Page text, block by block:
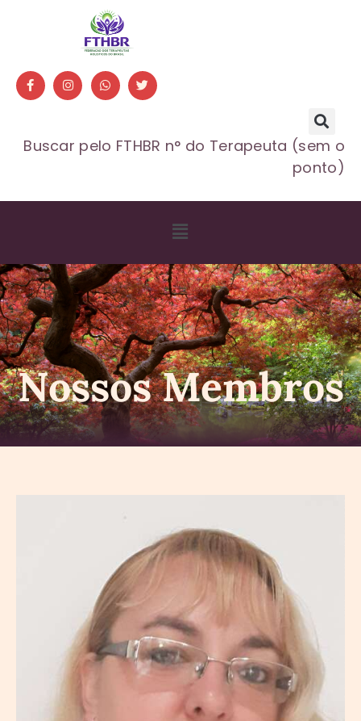
Buscar pelo FTHBR n° do Terapeuta (sem o
ponto)
Nossos Membros